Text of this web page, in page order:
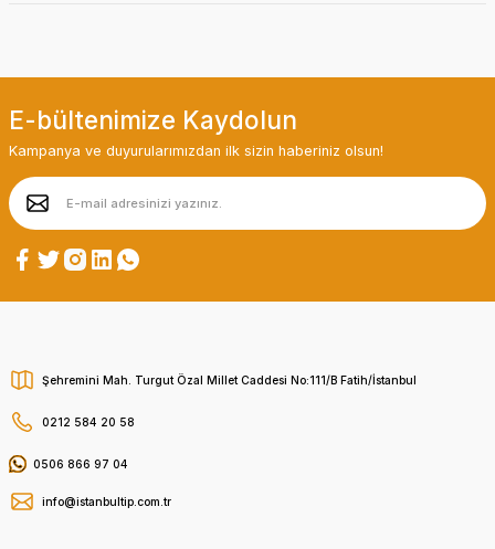
E-bültenimize Kaydolun
Kampanya ve duyurularımızdan ilk sizin haberiniz olsun!
Şehremini Mah. Turgut Özal Millet Caddesi No:111/B Fatih/İstanbul
0212 584 20 58
0506 866 97 04
info@istanbultip.com.tr